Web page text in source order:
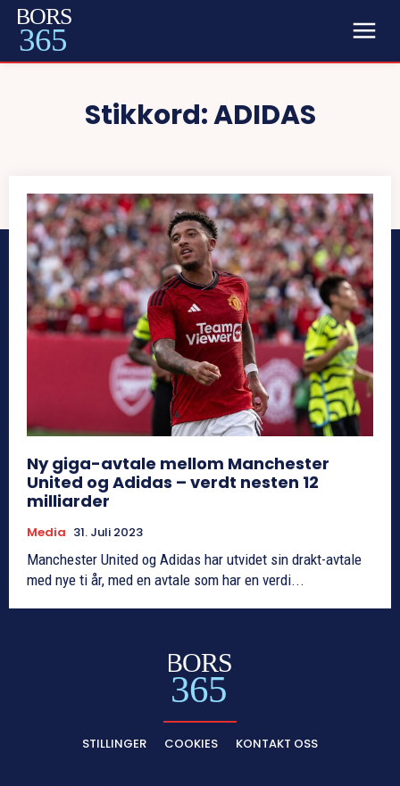
BORS
365
Stikkord:ADIDAS
Ny giga-avtale mellom Manchester
United og Adidas – verdt nesten 12
milliarder
Media 31. Juli 2023
Manchester United og Adidas har utvidet sin drakt-avtale
med nye ti år, med en avtale som har en verdi...
BORS
365
STILLINGER COOKIES KONTAKT OSS